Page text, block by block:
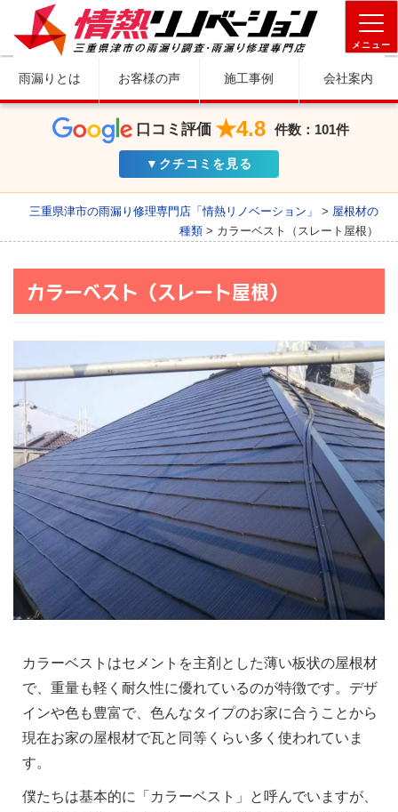
メニュー
雨漏りとは お客様の声 施工事例 会社案内
口コミ評価 ★4.8 件数：101件
▼クチコミを見る
三重県津市の雨漏り修理専門店「情熱リノベーション」 > 屋根材の
種類> カラーベスト（スレート屋根）
カラーベスト（スレート屋根）
カラーベストはセメントを主剤とした薄い板状の屋根材
で、重量も軽く耐久性に優れているのが特徴です。デザ
インや色も豊富で、色んなタイプのお家に合うことから
現在お家の屋根材で瓦と同等くらい多く使われていま
す。
僕たちは基本的に「カラーベスト」と呼んでいますが、